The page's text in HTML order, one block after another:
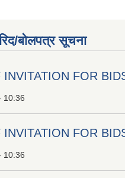
बोलपत्र सूचना
FOR
10:36
FOR
10:36